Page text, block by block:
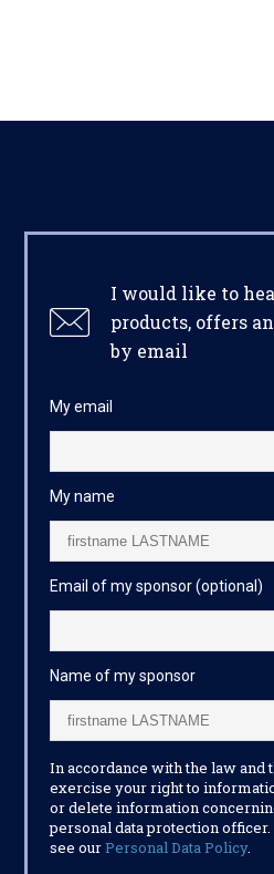
I would like to
products, offers
by email
My email
My name
Email of my sponsor (optional)
Name of my sponsor
In accordance with the law and
exercise your right to
or delete information
personal data protection
see ourPersonal Data Policy.